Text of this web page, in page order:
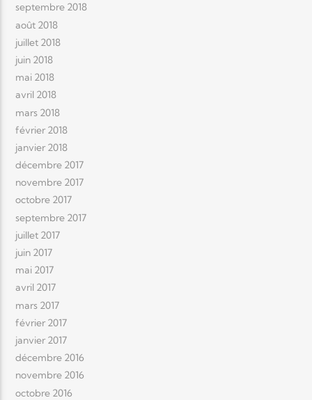
septembre 2018
août 2018
juillet 2018
juin 2018
mai 2018
avril 2018
mars 2018
février 2018
janvier 2018
décembre 2017
novembre 2017
octobre 2017
septembre 2017
juillet 2017
juin 2017
mai 2017
avril 2017
mars 2017
février 2017
janvier 2017
décembre 2016
novembre 2016
octobre 2016